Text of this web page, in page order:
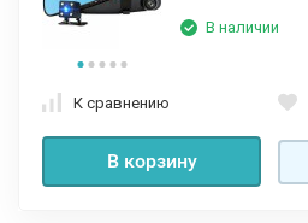
В наличии
К сравнению
В корзину